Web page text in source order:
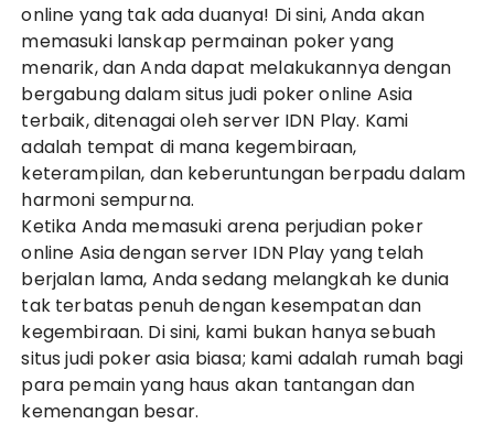
online yang tak ada duanya! Di sini, Anda akan
memasuki lanskap permainan poker yang
menarik, dan Anda dapat melakukannya dengan
bergabung dalam situs judi poker online Asia
terbaik, ditenagai oleh server IDN Play. Kami
adalah tempat di mana kegembiraan,
keterampilan, dan keberuntungan berpadu dalam
harmoni sempurna.
Ketika Anda memasuki arena perjudian poker
online Asia dengan server IDN Play yang telah
berjalan lama, Anda sedang melangkah ke dunia
tak terbatas penuh dengan kesempatan dan
kegembiraan. Di sini, kami bukan hanya sebuah
situs judi poker asia biasa; kami adalah rumah bagi
para pemain yang haus akan tantangan dan
kemenangan besar.